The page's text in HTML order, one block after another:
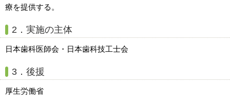
療を提供する。
2．実施の主体
日本歯科医師会・日本歯科技工士会
3．後援
厚生労働省